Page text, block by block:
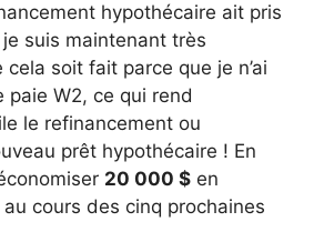
hypothécaire ait pris
suis maintenant très
soit fait parce que je n’ai
paie W2, ce qui rend
le refinancement ou
prêt hypothécaire ! En
20 000 $ en
au cours des cinq prochaines